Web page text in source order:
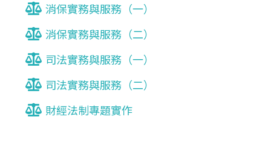
消保實務與服務（一）
消保實務與服務（二）
司法實務與服務（一）
司法實務與服務（二）
財經法制專題實作